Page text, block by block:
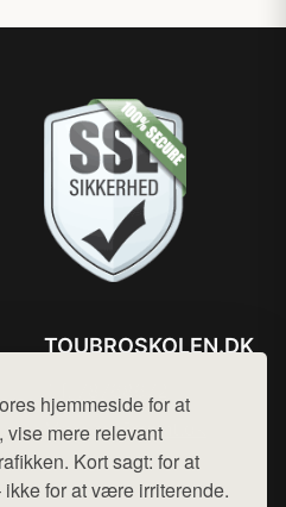
hjemmeside for at
mere relevant
Kort sagt: for at
for at være irriterende.
TOUBROSKOLEN.DK
Mail: hej@want.dk
Cookie- og privatlivspolitik